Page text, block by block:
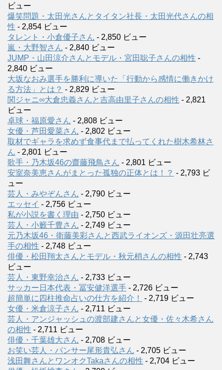
ビュー
爆笑問題・太田光さんとタイタン社長・太田光代さんの相
性 - 2,854 ビュー
タレント・小倉優子さん - 2,850 ビュー
嵐・大野智さん - 2,840 ビュー
JUMP・山田涼介さんとモデル・宮田聡子さんの相性 -
2,840 ビュー
大坂なおみ選手を勝利に導いた「行動から感情に働きかけ
る方法」とは？ - 2,829 ビュー
関ジャニ∞大倉忠義さんと吉高由里子さんの相性 - 2,821
ビュー
卓球・福原愛さん - 2,808 ビュー
女優・芦田愛菜さん - 2,802 ビュー
取材でギャラを求めず食事代まで払ってくれた樹木希林さ
ん - 2,801 ビュー
歌手・乃木坂46の齋藤飛鳥さん - 2,801 ビュー
安室奈美恵さんがまとった孤独の正体とは！？ - 2,793 ビ
ュー
芸人・みやぞんさん - 2,790 ビュー
エッセイ - 2,756 ビュー
私が小説を書く理由 - 2,750 ビュー
芸人・小籔千豊さん - 2,749 ビュー
元乃木坂46・衛藤美彩さんと西武ライオンズ・源田壮亮選
手の相性 - 2,748 ビュー
俳優・松田翔太さんとモデル・秋元梢さんの相性 - 2,743
ビュー
芸人・東野幸治さん - 2,733 ビュー
サッカー日本代表・冨安健洋選手 - 2,726 ビュー
超簡単に四柱推命占いの仕方を紹介！
- 2,719 ビュー
女優・米倉涼子さん - 2,711 ビュー
芸人・アンジャッシュの渡部建さんと女優・佐々木希さん
の相性 - 2,711 ビュー
俳優・千葉雄大さん - 2,708 ビュー
お笑い芸人・パンサー尾形貴弘さん - 2,705 ビュー
浅田舞さんとワンオクTakaさんの相性 - 2,704 ビュー